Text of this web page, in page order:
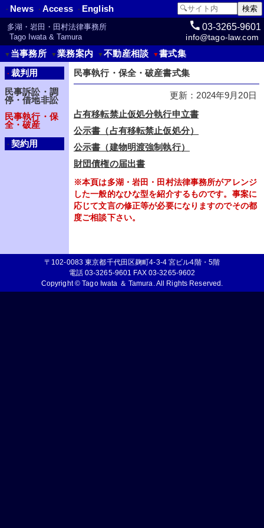
・ News ・ Access ・ English
多湖・岩田・田村法律事務所
Tago Iwata & Tamura
03-3265-9601
info@tago-law.com
▼ 当事務所 ▼業務案内 ▼不動産相談 ▼書式集
・裁判用
民事訴訟・調
停・借地非訟
民事執行・保
全・破産
・契約用
民事執行・保全・破産書式集
更新：2024年9月20日
占有移転禁止仮処分執行申立書
公示書（占有移転禁止仮処分）
公示書（建物明渡強制執行）
財団債権の届出書
※本頁は多湖・岩田・田村法律事務所がアレンジ
した一般的なひな型を紹介するものです。事案に
応じて文言の修正等が必要になりますのでその都
度ご相談下さい。
〒102-0083 東京都千代田区麹町4-3-4 宮ビル4階・5階
電話 03-3265-9601 FAX 03-3265-9602
Copyright © Tago Iwata ＆ Tamura. All Rights Reserved.